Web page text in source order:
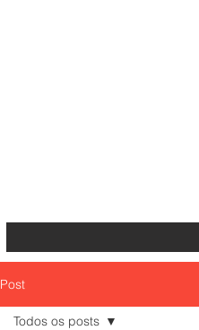
Post
Todos os posts